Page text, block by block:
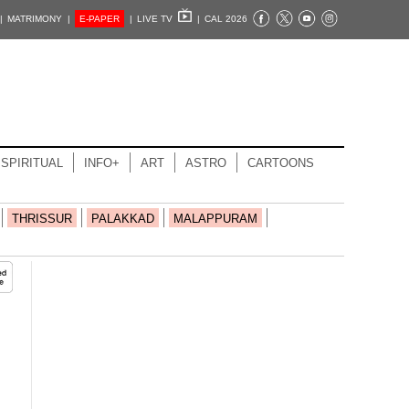
MATRIMONY | E-PAPER | LIVE TV | CAL 2026
SPIRITUAL INFO+ ART ASTRO CARTOONS
THRISSUR PALAKKAD MALAPPURAM